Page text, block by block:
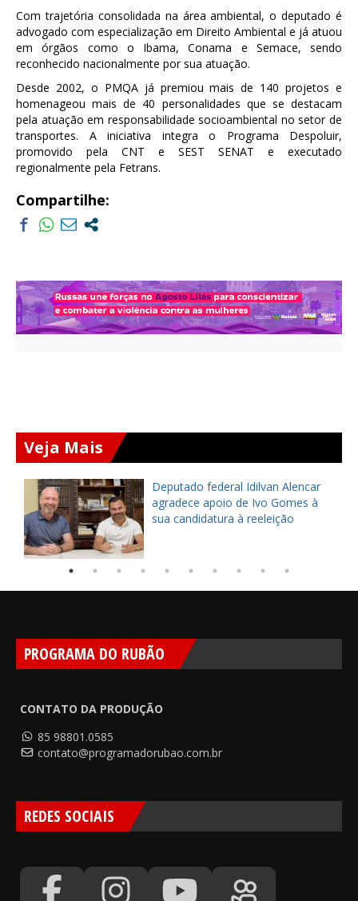
Com trajetória consolidada na área ambiental, o deputado é
advogado com especialização em Direito Ambiental e já atuou
em órgãos como o Ibama, Conama e Semace, sendo
reconhecido nacionalmente por sua atuação.
Desde 2002, o PMQA já premiou mais de 140 projetos e
homenageou mais de 40 personalidades que se destacam
pela atuação em responsabilidade socioambiental no setor de
transportes. A iniciativa integra o Programa Despoluir,
promovido pela CNT e SEST SENAT e executado
regionalmente pela Fetrans.
Compartilhe:
Veja Mais
Deputado federal Idilvan Alencar
agradece apoio de Ivo Gomes à
sua candidatura à reeleição
PROGRAMA DO RUBÃO
CONTATO DA PRODUÇÃO
85 98801.0585
contato@programadorubao.com.br
REDES SOCIAIS